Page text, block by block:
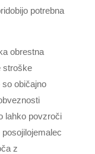
potrebna
obrestna
stroške
so običajno
lahko povzroči
z